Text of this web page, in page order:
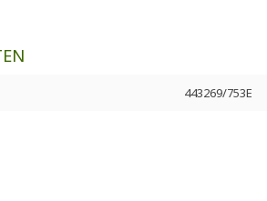
443269/753E